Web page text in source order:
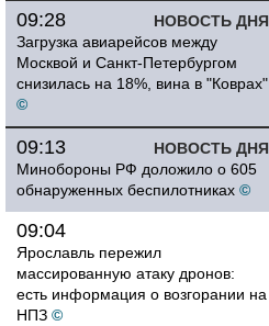
НОВОСТЬ ДНЯ
09:28
Загрузка авиарейсов между
Москвой и Санкт-Петербургом
снизилась на 18%, вина в "Коврах"
©
НОВОСТЬ ДНЯ
09:13
Минобороны РФ доложило о 605
обнаруженных беспилотниках ©
09:04
Ярославль пережил
массированную атаку дронов:
есть информация о возгорании на
НПЗ ©